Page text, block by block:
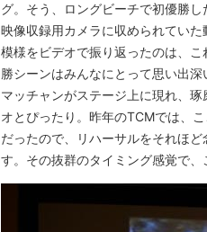
グ。そう、ロングビーチで初優勝
映像収録用カメラに収められてい
模様をビデオで振り返ったのは、
勝シーンはみんなにとって思い出
マッチャンがステージ上に現れ、
オとぴったり。昨年のTCMでは、
だったので、リハーサルをそれほ
す。その抜群のタイミング感覚で